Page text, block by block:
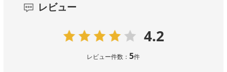
レビュー
4.2
レビュー件数：5件